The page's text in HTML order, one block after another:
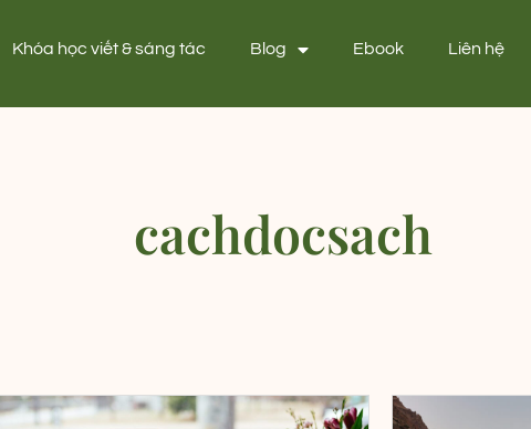
Khóa học viết & sáng tác Blog Ebook Liên hệ
cachdocsach